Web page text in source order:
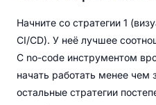
Начните со стратегии 1
CI/CD). У неё лучшее
С no-code инструментом
начать работать менее чем
остальные стратегии